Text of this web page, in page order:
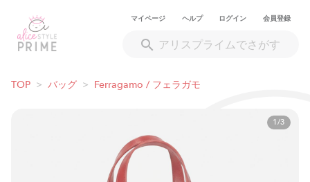
マイページ ヘルプ ログイン 会員登録
TOP > バッグ > Ferragamo / フェラガモ
1/3